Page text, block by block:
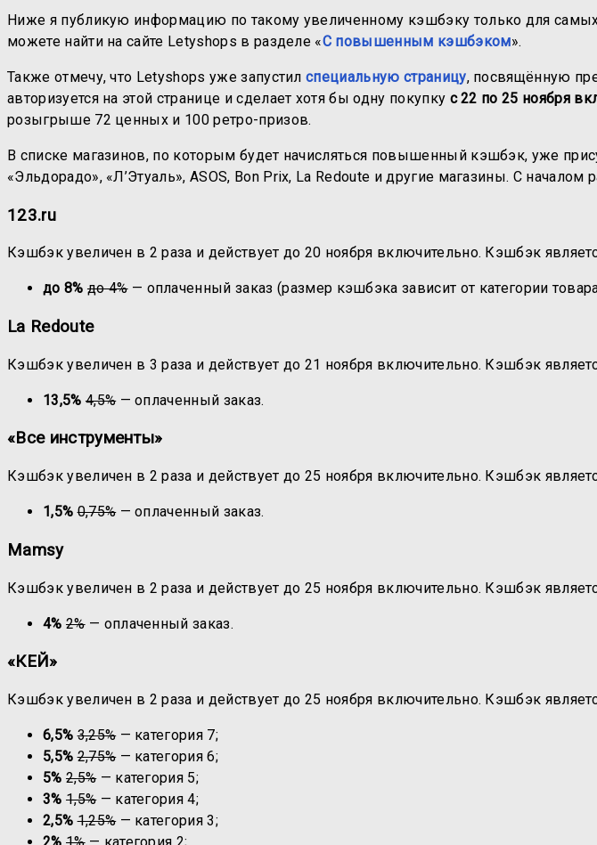
Ниже я публикую информацию по такому увеличенному кэшбэку только для
можете найти на сайте Letyshops в разделе «С повышенным кэшбэком».
Также отмечу, что Letyshops уже запустилспециальную страницу, посвящённую
авторизуется на этой странице и сделает хотя бы одну покупку с 22 по 25 ноября
розыгрыше 72 ценных и 100 ретро-призов.
В списке магазинов, по которым будет начисляться повышенный кэшбэк, уже
«Эльдорадо», «Л’Этуаль», ASOS, Bon Prix, La Redoute и другие магазины. С
123.ru
Кэшбэк увеличен в 2 раза и действует до 20 ноября включительно. Кэшбэк
до 8% до 4%— оплаченный заказ (размер кэшбэка зависит от категории
La Redoute
Кэшбэк увеличен в 3 раза и действует до 21 ноября включительно. Кэшбэк
13,5% 4,5%— оплаченный заказ.
«Все инструменты»
Кэшбэк увеличен в 2 раза и действует до 25 ноября включительно. Кэшбэк
1,5% 0,75%— оплаченный заказ.
Mamsy
Кэшбэк увеличен в 2 раза и действует до 25 ноября включительно. Кэшбэк
4% 2%— оплаченный заказ.
«КЕЙ»
Кэшбэк увеличен в 2 раза и действует до 25 ноября включительно. Кэшбэк
6,5% 3,25%— категория 7;
5,5% 2,75%— категория 6;
5% 2,5%— категория 5;
3% 1,5%— категория 4;
2,5% 1,25%— категория 3;